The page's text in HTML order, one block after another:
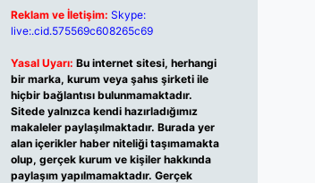
Reklam ve İletişim: Skype:
live:.cid.575569c608265c69
Yasal Uyarı: Bu internet sitesi, herhangi
bir marka, kurum veya şahıs şirketi ile
hiçbir bağlantısı bulunmamaktadır.
Sitede yalnızca kendi hazırladığımız
makaleler paylaşılmaktadır. Burada yer
alan içerikler haber niteliği taşımamakta
olup, gerçek kurum ve kişiler hakkında
paylaşım yapılmamaktadır. Gerçek